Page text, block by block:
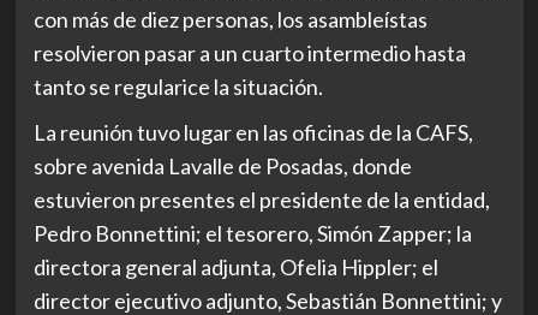
con más de diez personas, los asambleístas
resolvieron pasar a un cuarto intermedio hasta
tanto se regularice la situación.
La reunión tuvo lugar en las oficinas de la CAFS,
sobre avenida Lavalle de Posadas, donde
estuvieron presentes el presidente de la entidad,
Pedro Bonnettini; el tesorero, Simón Zapper; la
directora general adjunta, Ofelia Hippler; el
director ejecutivo adjunto, Sebastián Bonnettini; y